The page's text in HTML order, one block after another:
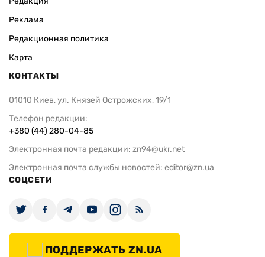
Реклама
Редакционная политика
Карта
КОНТАКТЫ
01010 Киев, ул. Князей Острожских, 19/1
Телефон редакции:
+380 (44) 280-04-85
Электронная почта редакции: zn94@ukr.net
Электронная почта службы новостей: editor@zn.ua
СОЦСЕТИ
ПОДДЕРЖАТЬ ZN.UA